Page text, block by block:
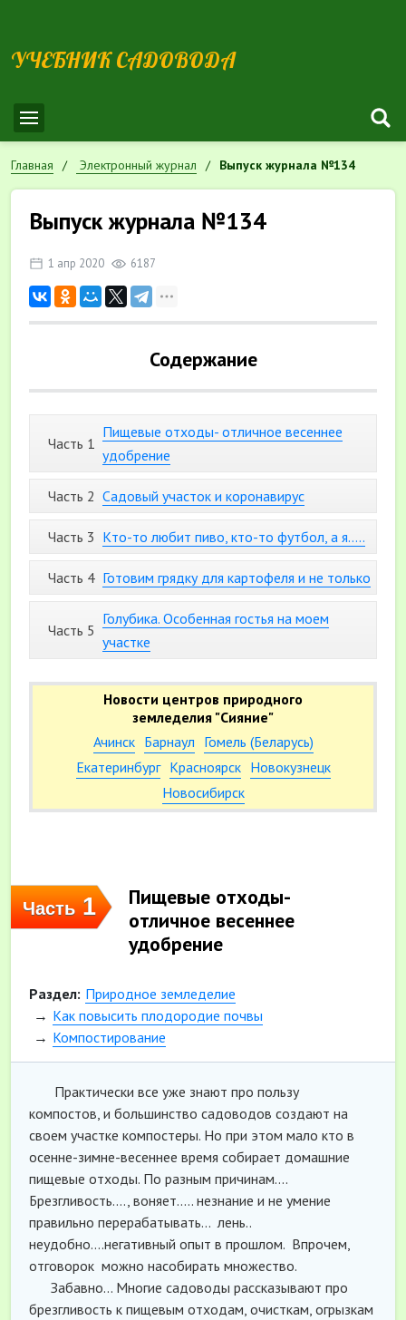
УЧЕБНИК САДОВОДА
Главная Электронный журнал Выпуск журнала №134
Выпуск журнала №134
1 апр 2020 6187
Содержание
Часть 1
Пищевые отходы- отличное весеннее
удобрение
Часть 2 Садовый участок и коронавирус
Часть 3 Кто-то любит пиво, кто-то футбол, а я…..
Часть 4 Готовим грядку для картофеля и не только
Часть 5
Голубика. Особенная гостья на моем
участке
Новости центров природного
земледелия "Сияние"
Ачинск Барнаул Гомель (Беларусь)
Екатеринбург Красноярск Новокузнецк
Новосибирск
Часть1
Пищевые отходы-
отличное весеннее
удобрение
Раздел: Природное земледелие
Как повысить плодородие почвы
Компостирование
Практически все уже знают про пользу
компостов, и большинство садоводов создают на
своем участке компостеры. Но при этом мало кто в
осенне-зимне-весеннее время собирает домашние
пищевые отходы. По разным причинам....
Брезгливость...., воняет..... незнание и не умение
правильно перерабатывать... лень..
неудобно....негативный опыт в прошлом. Впрочем,
отговорок можно насобирать множество.
Забавно... Многие садоводы рассказывают про
брезгливость к пищевым отходам, очисткам, огрызкам